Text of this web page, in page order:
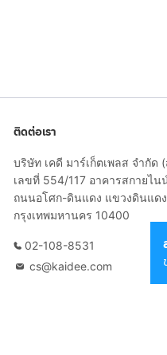
ติดต่อเรา
บริษัท เคดี มาร์เก็ตเพลส จำกัด
เลขที่ 554/117 อาคารสกายไน
ถนนอโศก-ดินแดง แขวงดินแด
กรุงเทพมหานคร 10400
02-108-8531
cs@kaidee.com